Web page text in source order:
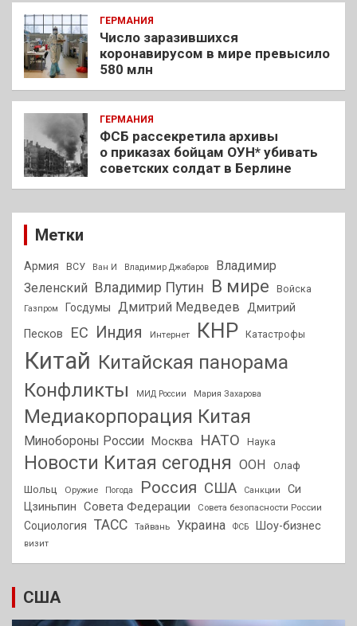
ГЕРМАНИЯ
Число заразившихся
коронавирусом в мире превысило
580 млн
ГЕРМАНИЯ
ФСБ рассекретила архивы
о приказах бойцам ОУН* убивать
советских солдат в Берлине
Метки
Армия ВСУ Ван И Владимир Джабаров
Владимир
Зеленский
Владимир Путин В мире Войска
Газпром Госдумы Дмитрий Медведев Дмитрий
Песков
ЕС Индия Интернет КНР Катастрофы
Китай Китайская панорама
Конфликты
МИД России Мария Захарова
Медиакорпорация Китая
Минобороны России Москва НАТО Наука
Новости Китая сегодня ООН
Олаф
Шольц
Оружие Погода Россия США Санкции
Си
Цзиньпин Совета Федерации Совета безопасности России
Социология ТАСС Тайвань Украина ФСБ Шоу-бизнес
визит
США